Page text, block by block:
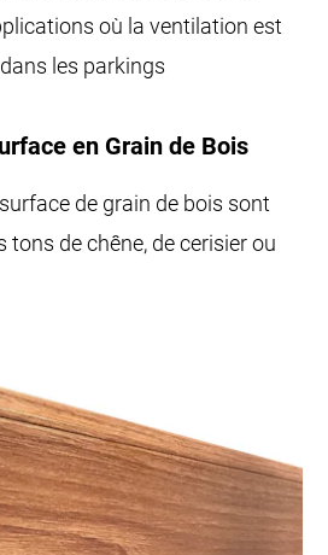
où la ventilation est
les parkings
en Grain de Bois
de grain de bois sont
de chêne, de cerisier ou